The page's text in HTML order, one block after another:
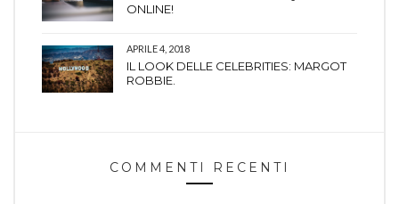
ONLINE!
APRILE 4, 2018
IL LOOK DELLE CELEBRITIES: MARGOT
ROBBIE.
COMMENTI RECENTI